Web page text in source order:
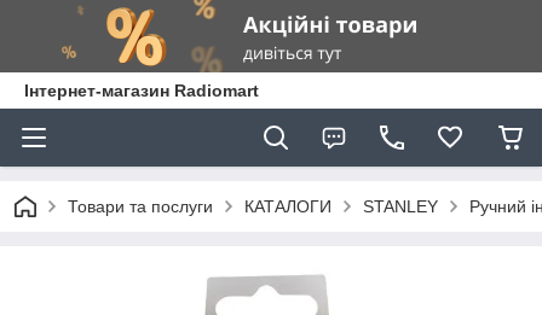
Інтернет-магазин Radiomart
Товари та послуги КАТАЛОГИ STANLEY Ручний